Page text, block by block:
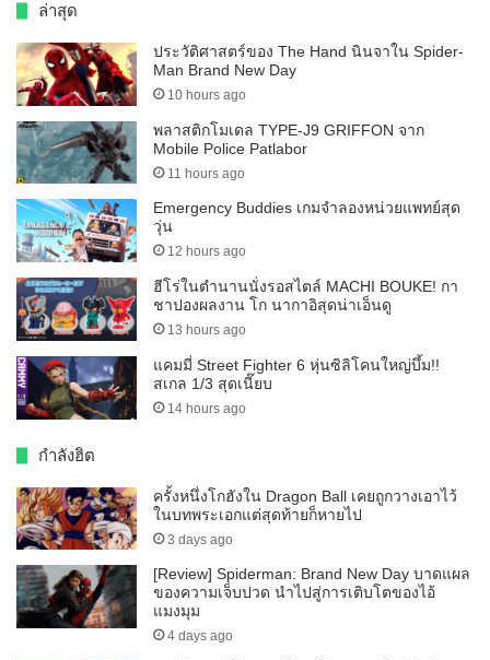
ล่าสุด
ประวัติศาสตร์ของ The Hand นินจาใน Spider-
Man Brand New Day
10 hours ago
พลาสติกโมเดล TYPE-J9 GRIFFON จาก
Mobile Police Patlabor
11 hours ago
Emergency Buddies เกมจำลองหน่วยแพทย์สุด
วุ่น
12 hours ago
ฮีโร่ในตำนานนั่งรอสไตล์ MACHI BOUKE! กา
ชาปองผลงาน โก นากาอิสุดน่าเอ็นดู
13 hours ago
แคมมี่ Street Fighter 6 หุ่นซิลิโคนใหญ่บึ้ม!!
สเกล 1/3 สุดเนี๊ยบ
14 hours ago
กำลังฮิต
ครั้งหนึ่งโกฮังใน Dragon Ball เคยถูกวางเอาไว้
ในบทพระเอกแต่สุดท้ายก็หายไป
3 days ago
[Review] Spiderman: Brand New Day บาดแผล
ของความเจ็บปวด นำไปสู่การเติบโตของไอ้
แมงมุม
4 days ago